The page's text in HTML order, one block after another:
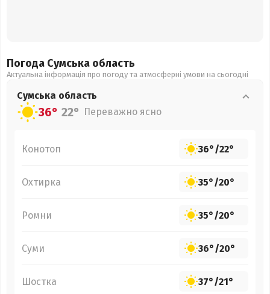
Погода Сумська область
Актуальна інформація про погоду та атмосферні умови на сьогодні
Сумська область
36° 22° Переважно ясно
Конотоп 36°/22°
Охтирка 35°/20°
Ромни 35°/20°
Суми 36°/20°
Шостка 37°/21°